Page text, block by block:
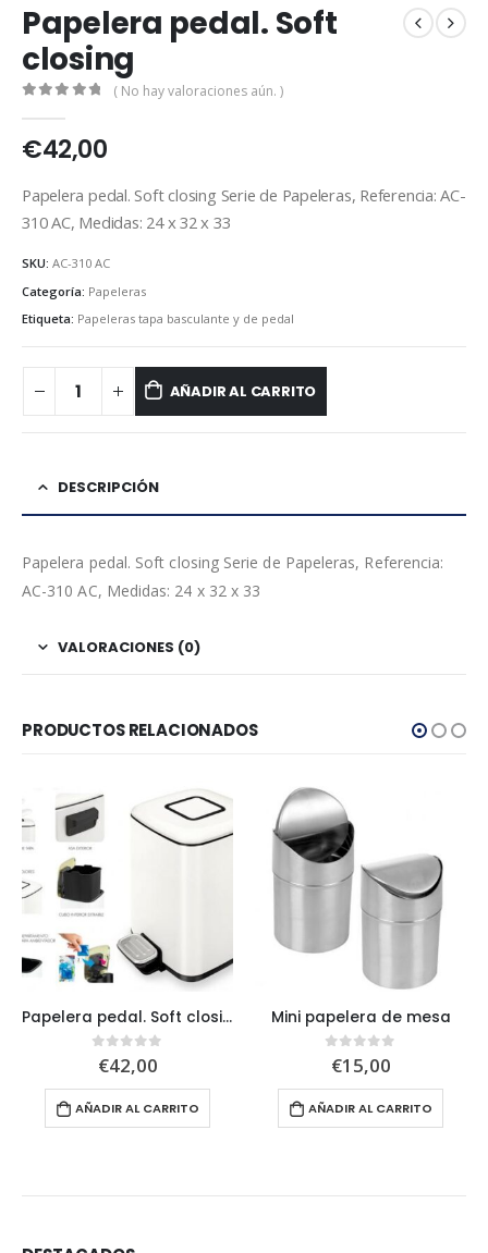
Papelera pedal. Soft
closing
( No hay valoraciones aún. )
€42,00
Papelera pedal. Soft closing Serie de Papeleras, Referencia: AC-
310 AC, Medidas: 24 x 32 x 33
SKU: AC-310 AC
Categoría: Papeleras
Etiqueta: Papeleras tapa basculante y de pedal
AÑADIR AL CARRITO
DESCRIPCIÓN
Papelera pedal. Soft closing Serie de Papeleras, Referencia:
AC-310 AC, Medidas: 24 x 32 x 33
VALORACIONES (0)
PRODUCTOS RELACIONADOS
Papelera pedal. Soft closing
0out of 5
€42,00
AÑADIR AL CARRITO
Mini papelera de mesa
0out of 5
€15,00
AÑADIR AL CARRITO